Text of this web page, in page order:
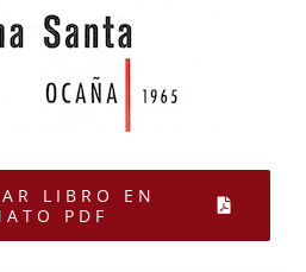
LIBRO EN
PDF